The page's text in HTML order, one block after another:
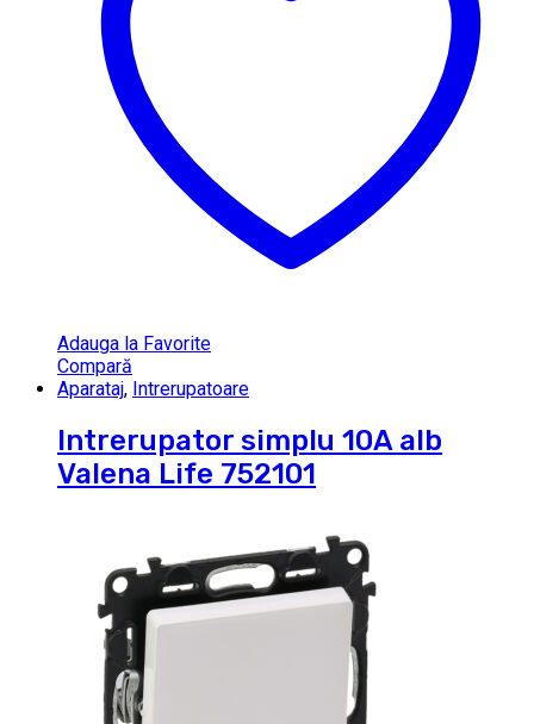
Adauga la Favorite
Compară
Aparataj, Intrerupatoare
Intrerupator simplu 10A alb
Valena Life 752101